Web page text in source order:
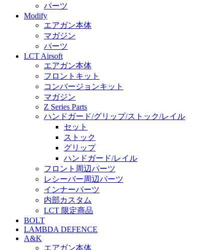
パーツ
Modify
エアガン本体
マガジン
パーツ
LCT Airsoft
エアガン本体
フロントキット
コンバージョンキット
マガジン
Z Series Parts
ハンドガード/グリップ/ストック/レイル
セット
ストック
グリップ
ハンドガード/レイル
フロント周辺パーツ
レシーバー周辺パーツ
インナーパーツ
内部カスタム
LCT 限定商品
BOLT
LAMBDA DEFENCE
A&K
エアガン本体